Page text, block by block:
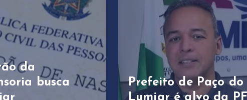
da
busca
Prefeito de Paço do
Lumiar é alvo da PF